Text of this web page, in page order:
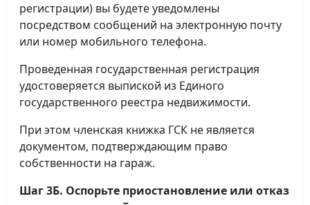
регистрации) вы будете уведомлены
посредством сообщений на электронную почту
или номер мобильного телефона.
Проведенная государственная регистрация
удостоверяется выпиской из Единого
государственного реестра недвижимости.
При этом членская книжка ГСК не является
документом, подтверждающим право
собственности на гараж.
Шаг 3Б. Оспорьте приостановление или отказ